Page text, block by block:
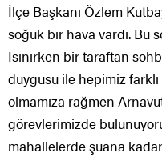
İlçe Başkanı Özlem
soğuk bir hava vardı. Bu
Isınırken bir taraftan
duygusu ile hepimiz
olmamıza rağmen
görevlerimizde
mahallelerde şuana